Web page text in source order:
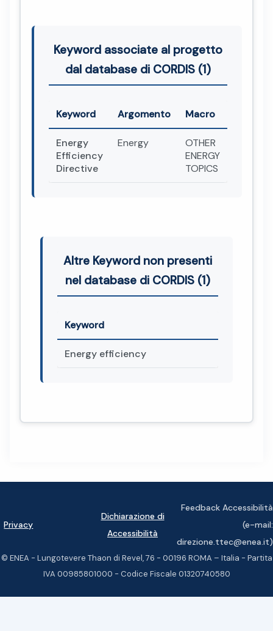
Keyword associate al progetto
dal database di CORDIS (1)
Keyword Argomento Macro
Energy
Efficiency
Directive
Energy
OTHER
ENERGY
TOPICS
Altre Keyword non presenti
nel database di CORDIS (1)
Keyword
Energy efficiency
Privacy
Dichiarazione di
Accessibilità
Feedback Accessibilità
(e-mail:
direzione.ttec@enea.it)
© ENEA - Lungotevere Thaon di Revel, 76 - 00196 ROMA – Italia - Partita
IVA 00985801000 - Codice Fiscale 01320740580